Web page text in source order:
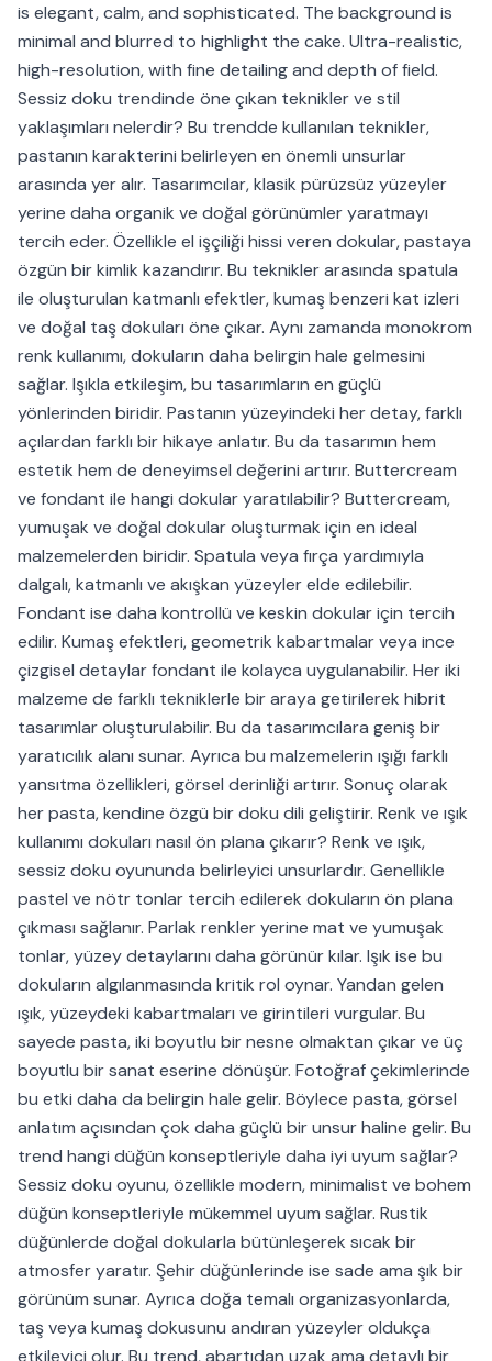
is elegant, calm, and sophisticated. The background is
minimal and blurred to highlight the cake. Ultra-realistic,
high-resolution, with fine detailing and depth of field.
Sessiz doku trendinde öne çıkan teknikler ve stil
yaklaşımları nelerdir? Bu trendde kullanılan teknikler,
pastanın karakterini belirleyen en önemli unsurlar
arasında yer alır. Tasarımcılar, klasik pürüzsüz yüzeyler
yerine daha organik ve doğal görünümler yaratmayı
tercih eder. Özellikle el işçiliği hissi veren dokular, pastaya
özgün bir kimlik kazandırır. Bu teknikler arasında spatula
ile oluşturulan katmanlı efektler, kumaş benzeri kat izleri
ve doğal taş dokuları öne çıkar. Aynı zamanda monokrom
renk kullanımı, dokuların daha belirgin hale gelmesini
sağlar. Işıkla etkileşim, bu tasarımların en güçlü
yönlerinden biridir. Pastanın yüzeyindeki her detay, farklı
açılardan farklı bir hikaye anlatır. Bu da tasarımın hem
estetik hem de deneyimsel değerini artırır. Buttercream
ve fondant ile hangi dokular yaratılabilir? Buttercream,
yumuşak ve doğal dokular oluşturmak için en ideal
malzemelerden biridir. Spatula veya fırça yardımıyla
dalgalı, katmanlı ve akışkan yüzeyler elde edilebilir.
Fondant ise daha kontrollü ve keskin dokular için tercih
edilir. Kumaş efektleri, geometrik kabartmalar veya ince
çizgisel detaylar fondant ile kolayca uygulanabilir. Her iki
malzeme de farklı tekniklerle bir araya getirilerek hibrit
tasarımlar oluşturulabilir. Bu da tasarımcılara geniş bir
yaratıcılık alanı sunar. Ayrıca bu malzemelerin ışığı farklı
yansıtma özellikleri, görsel derinliği artırır. Sonuç olarak
her pasta, kendine özgü bir doku dili geliştirir. Renk ve ışık
kullanımı dokuları nasıl ön plana çıkarır? Renk ve ışık,
sessiz doku oyununda belirleyici unsurlardır. Genellikle
pastel ve nötr tonlar tercih edilerek dokuların ön plana
çıkması sağlanır. Parlak renkler yerine mat ve yumuşak
tonlar, yüzey detaylarını daha görünür kılar. Işık ise bu
dokuların algılanmasında kritik rol oynar. Yandan gelen
ışık, yüzeydeki kabartmaları ve girintileri vurgular. Bu
sayede pasta, iki boyutlu bir nesne olmaktan çıkar ve üç
boyutlu bir sanat eserine dönüşür. Fotoğraf çekimlerinde
bu etki daha da belirgin hale gelir. Böylece pasta, görsel
anlatım açısından çok daha güçlü bir unsur haline gelir. Bu
trend hangi düğün konseptleriyle daha iyi uyum sağlar?
Sessiz doku oyunu, özellikle modern, minimalist ve bohem
düğün konseptleriyle mükemmel uyum sağlar. Rustik
düğünlerde doğal dokularla bütünleşerek sıcak bir
atmosfer yaratır. Şehir düğünlerinde ise sade ama şık bir
görünüm sunar. Ayrıca doğa temalı organizasyonlarda,
taş veya kumaş dokusunu andıran yüzeyler oldukça
etkileyici olur. Bu trend, abartıdan uzak ama detaylı bir